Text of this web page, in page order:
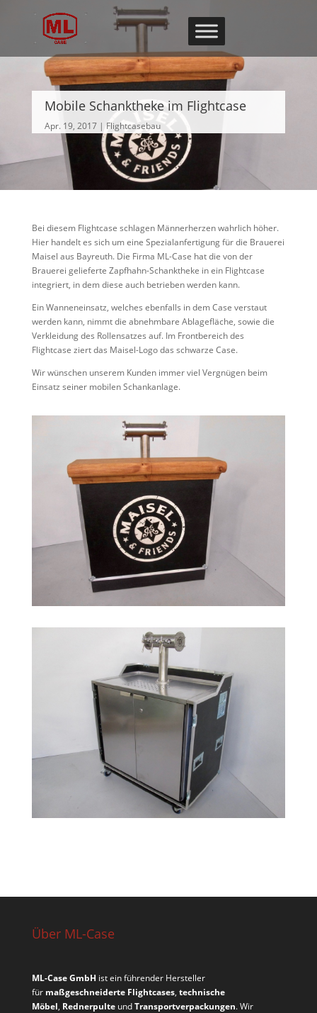
Mobile Schanktheke im Flightcase
Apr. 19, 2017 Flightcasebau
Bei diesem Flightcase schlagen Männerherzen wahrlich höher.
Hier handelt es sich um eine Spezialanfertigung für die Brauerei
Maisel aus Bayreuth. Die Firma ML-Case hat die von der
Brauerei gelieferte Zapfhahn-Schanktheke in ein Flightcase
integriert, in dem diese auch betrieben werden kann.
Ein Wanneneinsatz, welches ebenfalls in dem Case verstaut
werden kann, nimmt die abnehmbare Ablagefläche, sowie die
Verkleidung des Rollensatzes auf. Im Frontbereich des
Flightcase ziert das Maisel-Logo das schwarze Case.
Wir wünschen unserem Kunden immer viel Vergnügen beim
Einsatz seiner mobilen Schankanlage.
Über ML-Case
ML-Case GmbH ist ein führender Hersteller
für maßgeschneiderte Flightcases, technische
Möbel, RednerpulteundTransportverpackungen. Wir